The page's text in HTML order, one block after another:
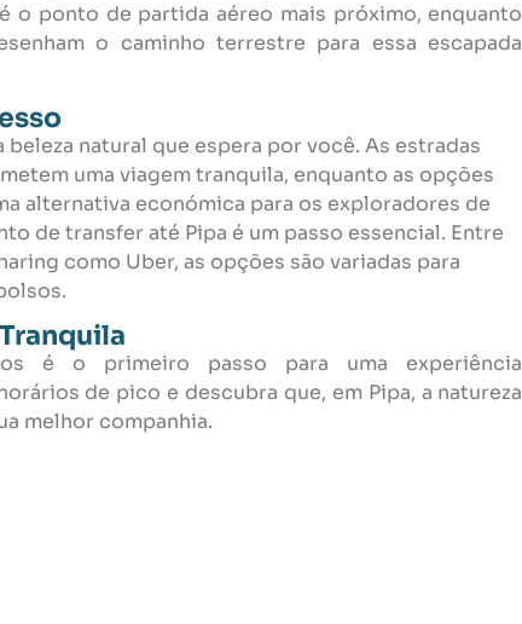
o ponto de partida aéreo mais próximo, enquanto
o caminho terrestre para essa escapada
natural que espera por você. As estradas
uma viagem tranquila, enquanto as opções
alternativa económica para os exploradores de
de transfer até Pipa é um passo essencial. Entre
como Uber, as opções são variadas para
é o primeiro passo para uma experiência
de pico e descubra que, em Pipa, a natureza
melhor companhia.